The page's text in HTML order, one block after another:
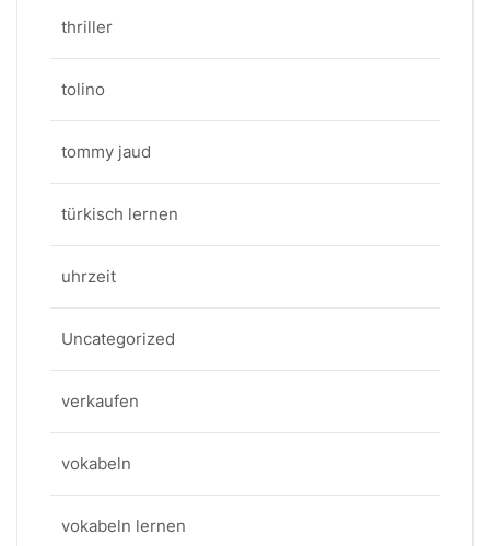
thriller
tolino
tommy jaud
türkisch lernen
uhrzeit
Uncategorized
verkaufen
vokabeln
vokabeln lernen